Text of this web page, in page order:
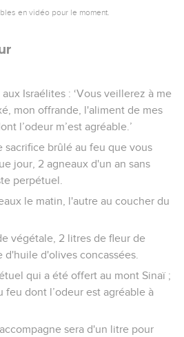
en vidéo pour le moment.
Israélites : ‘Vous veillerez à me
mon offrande, l'aliment de mes
l’odeur m’est agréable.’
sacrifice brûlé au feu que vous
jour, 2 agneaux d'un an sans
perpétuel.
le matin, l'autre au coucher du
végétale, 2 litres de fleur de
d'olives concassées.
qui a été offert au mont Sinaï ;
feu dont l’odeur est agréable à
sera d'un litre pour